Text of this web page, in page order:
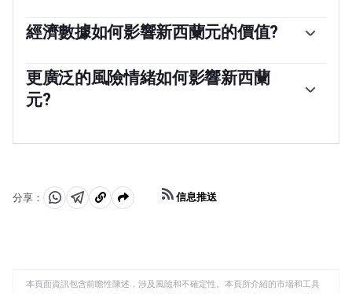
3%的通貨膨脹率，重點是將其保持在2%的中點附近。為
此，銀行設定了一個適當的利率水平。當通貨膨脹過高
高債券收益率，增加投資者對該國投資的吸引力，從而提
振紐元。相反，低利率往往會削弱紐元。所謂的利率差
異，即新西蘭的利率與美聯儲設定的利率相比如何，也可
經濟數據如何影響新西蘭元的價值?
能影響新西蘭元(NZD)估值。基於高經濟增長、低失業率
和高信心的強勁經濟對紐元有利。高增長的經濟吸引外國
投資，並可能鼓勵新西蘭儲備銀行提高利率，如果這種經
更廣泛的風險情緒如何影響新西蘭
元?
者認為更廣泛的市場風險較低並對經濟增長持樂觀態度
定時，紐元往往會走弱，因為投資者傾向於出售高風險資
產，逃往更穩定的避風港。
分享：
分 分 複
信息推送
本頁面資訊包含前瞻性陳述，涉及風險和不確定性。本頁所介紹的市場和工具